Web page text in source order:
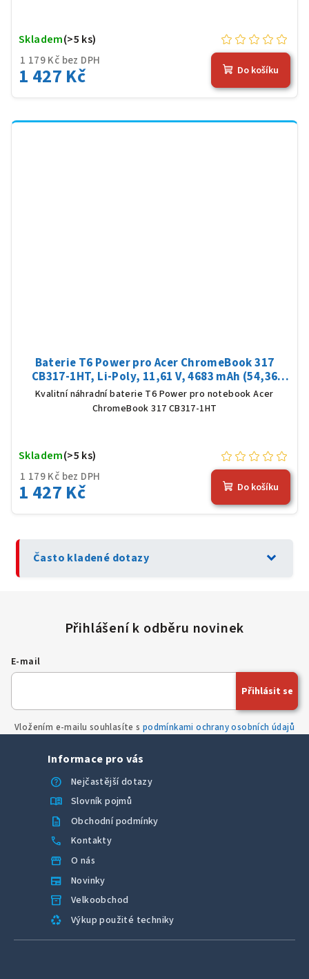
1 179 Kč bez DPH
1 427 Kč
Skladem(>5 ks)
Do košíku
Baterie T6 Power pro Acer ChromeBook 317
CB317-1HT, Li-Poly, 11,61 V, 4683 mAh (54,36
Wh), černá
Kvalitní náhradní baterie T6 Power pro notebook Acer
ChromeBook 317 CB317-1HT
1 179 Kč bez DPH
1 427 Kč
Skladem(>5 ks)
Do košíku
Často kladené dotazy expand_more
E-mail
Vložením e-mailu souhlasíte s podmínkami ochrany osobních údajů
Přihlásit se
Informace pro vás
help
Nejčastější dotazy
menu_book Slovník pojmů
description Obchodní podmínky
call Kontakty
storefront O nás
newspaper Novinky
inventory_2 Velkoobchod
recycling Výkup použité techniky